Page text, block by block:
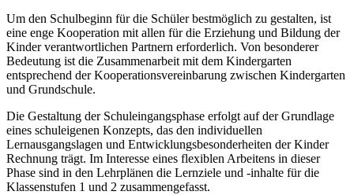
Um den Schulbeginn für die Schüler bestmöglich zu gestalten, ist
eine enge Kooperation mit allen für die Erziehung und Bildung der
Kinder verantwortlichen Partnern erforderlich. Von besonderer
Bedeutung ist die Zusammenarbeit mit dem Kindergarten
entsprechend der Kooperationsvereinbarung zwischen Kindergarten
und Grundschule.
Die Gestaltung der Schuleingangsphase erfolgt auf der Grundlage
eines schuleigenen Konzepts, das den individuellen
Lernausgangslagen und Entwicklungsbesonderheiten der Kinder
Rechnung trägt. Im Interesse eines flexiblen Arbeitens in dieser
Phase sind in den Lehrplänen die Lernziele und -inhalte für die
Klassenstufen 1 und 2 zusammengefasst.